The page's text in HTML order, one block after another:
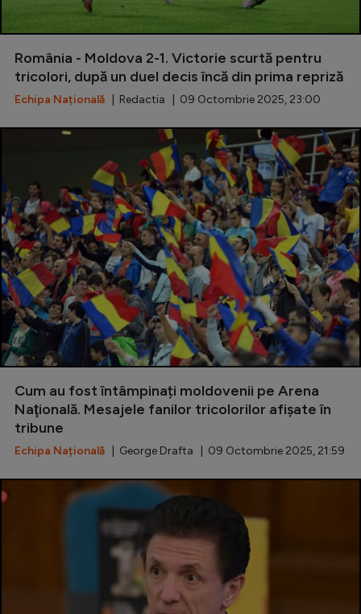
România - Moldova 2-1. Victorie scurtă pentru
tricolori, după un duel decis încă din prima repriză
Echipa Națională | Redactia | 09 Octombrie 2025, 23:00
Cum au fost întâmpinați moldovenii pe Arena
Naţională. Mesajele fanilor tricolorilor afişate în
tribune
Echipa Națională | George Drafta | 09 Octombrie 2025, 21:59